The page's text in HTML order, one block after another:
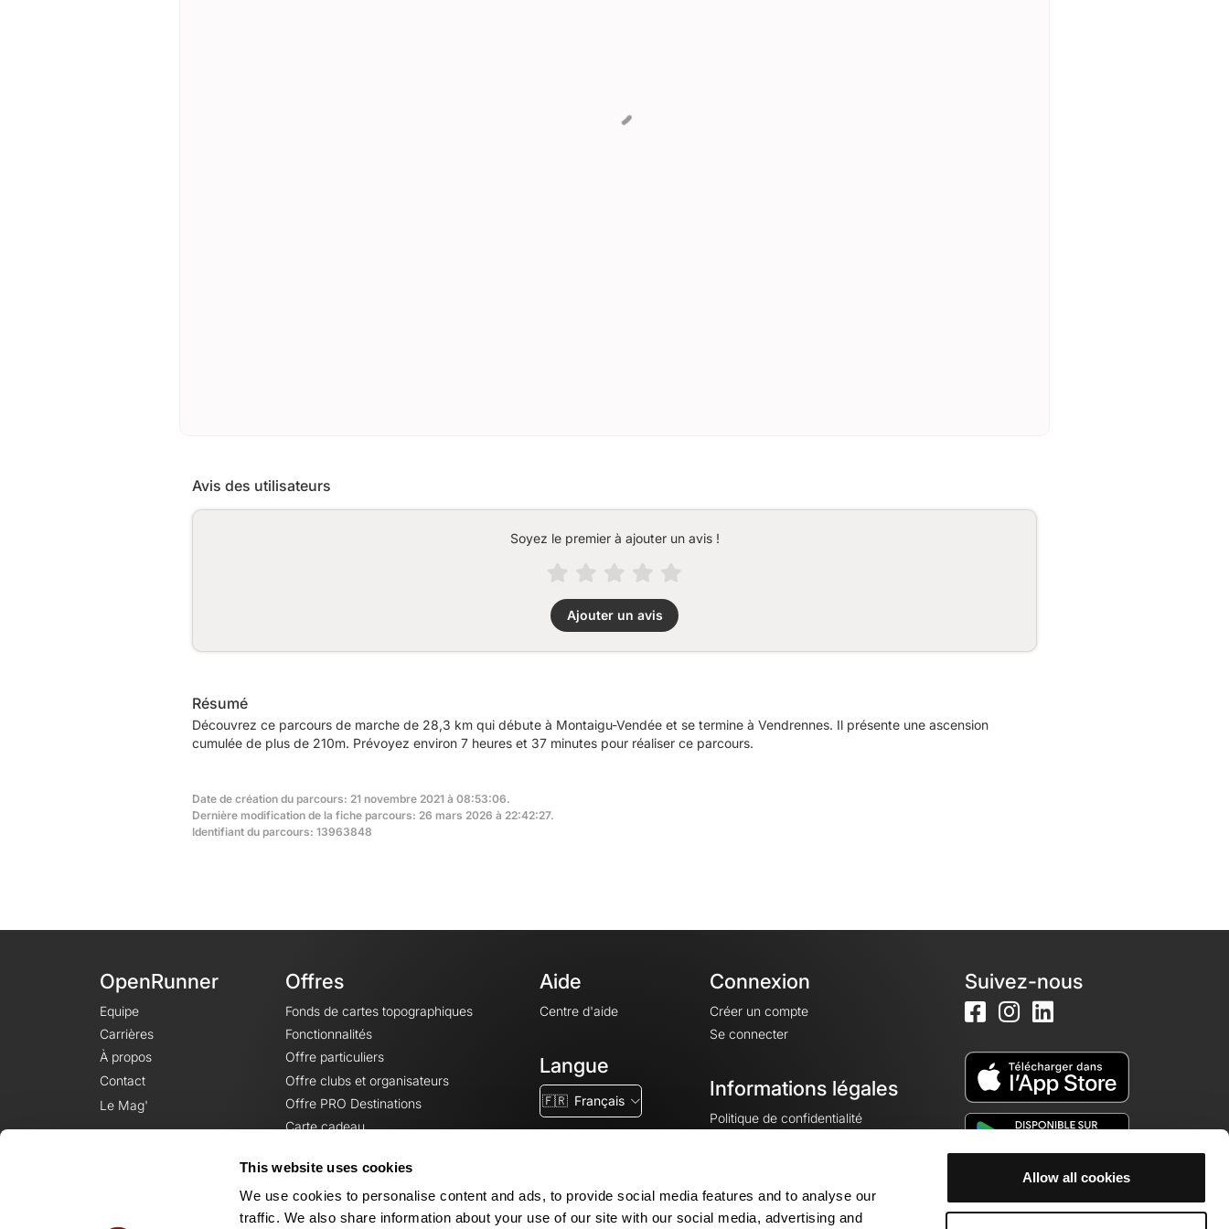
This website uses cookies
We use cookies to personalise content and ads, to provide social media features and to analyse our
traffic. We also share information about your use of our site with our social media, advertising and
Allow all cookies
Avis des utilisateurs
Soyez le premier à ajouter un avis !
Ajouter un avis
Résumé
Découvrez ce parcours de marche de 28,3 km qui débute à Montaigu-Vendée et se termine à Vendrennes. Il présente une ascension
cumulée de plus de 210m. Prévoyez environ 7 heures et 37 minutes pour réaliser ce parcours.
Date de création du parcours: 21 novembre 2021 à 08:53:06.
Dernière modification de la fiche parcours: 26 mars 2026 à 22:42:27.
Identifiant du parcours: 13963848
OpenRunner
Equipe
Carrières
À propos
Contact
Le Mag'
Offres
Fonds de cartes topographiques
Fonctionnalités
Offre particuliers
Offre clubs et organisateurs
Offre PRO Destinations
Carte cadeau
Aide
Centre d'aide
Langue
🇫🇷 Français
Connexion
Créer un compte
Se connecter
Informations légales
Politique de confidentialité
Mentions légales
Paramètres des cookies
Suivez-nous